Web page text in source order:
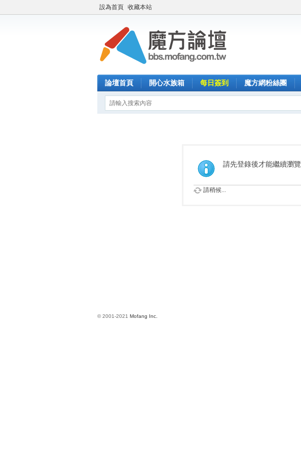
設為首頁 收藏本站
論壇首頁 開心水族箱 每日簽到 魔方網粉絲團
請先登錄後才能繼續瀏覽
請稍候...
© 2001-2021 Mofang Inc.